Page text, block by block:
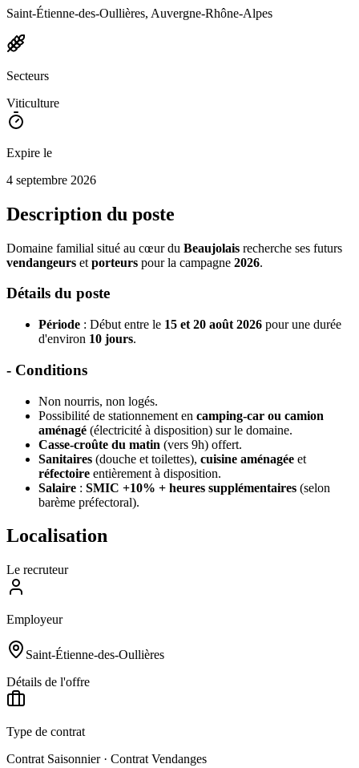
Saint-Étienne-des-Oullières, Auvergne-Rhône-Alpes
Secteurs
Viticulture
Expire le
4 septembre 2026
Description du poste
Domaine familial situé au cœur du Beaujolais recherche ses futurs
vendangeurs et porteurs pour la campagne 2026.
Détails du poste
Période : Début entre le 15 et 20 août 2026 pour une durée
d'environ 10 jours.
- Conditions
Non nourris, non logés.
Possibilité de stationnement en camping-car ou camion
aménagé (électricité à disposition) sur le domaine.
Casse-croûte du matin (vers 9h) offert.
Sanitaires (douche et toilettes), cuisine aménagée et
réfectoire entièrement à disposition.
Salaire : SMIC +10% + heures supplémentaires (selon
barème préfectoral).
Localisation
Le recruteur
Employeur
Saint-Étienne-des-Oullières
Détails de l'offre
Type de contrat
Contrat Saisonnier · Contrat Vendanges